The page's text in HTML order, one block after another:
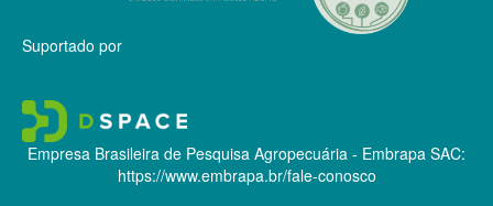
Suportado por
Empresa Brasileira de Pesquisa Agropecuária - Embrapa SAC:
https://www.embrapa.br/fale-conosco